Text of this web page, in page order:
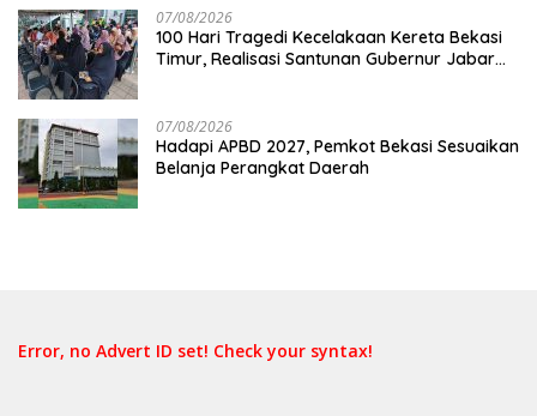
07/08/2026
100 Hari Tragedi Kecelakaan Kereta Bekasi
Timur, Realisasi Santunan Gubernur Jabar
07/08/2026
Hadapi APBD 2027, Pemkot Bekasi Sesuaikan
Belanja Perangkat Daerah
Error, no Advert ID set! Check your syntax!